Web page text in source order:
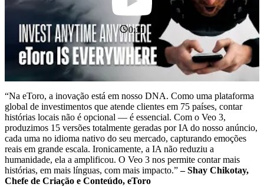
0:31
“Na eToro, a inovação está em nosso DNA. Como uma plataforma
global de investimentos que atende clientes em 75 países, contar
histórias locais não é opcional — é essencial. Com o Veo 3,
produzimos 15 versões totalmente geradas por IA do nosso anúncio,
cada uma no idioma nativo do seu mercado, capturando emoções
reais em grande escala. Ironicamente, a IA não reduziu a
humanidade, ela a amplificou. O Veo 3 nos permite contar mais
histórias, em mais línguas, com mais impacto.”– Shay Chikotay,
Chefe de Criação e Conteúdo, eToro